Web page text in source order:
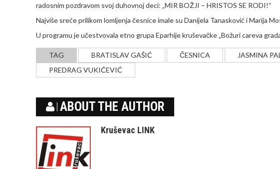
radosnim pozdravom svoj duhovnoj deci: „MIR BOŽJI – HRISTOS SE RODI!“
Najviše sreće prilikom lomljenja česnice imale su Danijela Tanasković i Marija
U programu je učestvovala etno grupa Eparhije kruševačke „Božuri careva
TAG BRATISLAV GAŠIĆ ČESNICA JASMINA
PREDRAG VUKIĆEVIĆ
ABOUT THE AUTHOR
Kruševac LINK